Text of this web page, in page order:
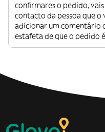
confirmares o pedido,
contacto da pessoa que o
adicionar um comentário
estafeta de que o pedido